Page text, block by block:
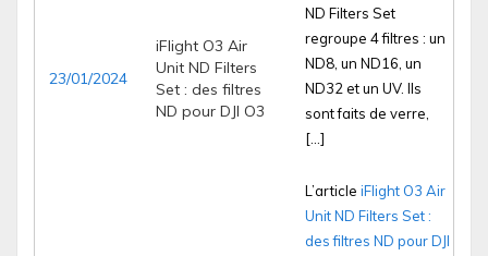
23/01/2024
iFlight O3 Air
Unit ND Filters
Set : des filtres
ND pour DJI O3
ND Filters Set
regroupe 4 filtres : un
ND8, un ND16, un
ND32 et un UV. Ils
sont faits de verre,
[…]
L’article iFlight O3 Air
Unit ND Filters Set :
des filtres ND pour DJI